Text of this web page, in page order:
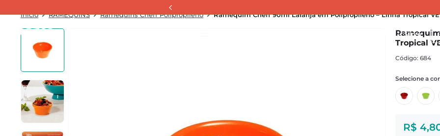
Silpró
RAMEQUINS Ramequins Cheff Polipropileno Ramequim Cheff 90ml Laranja em Polipropileno – Linha Tropical
Tropical
:684
R$ 4,